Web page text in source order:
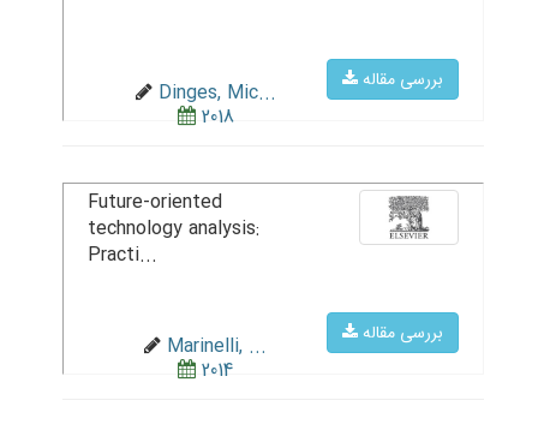
بررسی مقاله
Dinges, Mic...
2018
بررسی مقاله
Future-oriented
technology analysis:
Practi...
Marinelli, ...
2014